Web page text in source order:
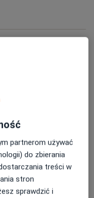
pod
partnerom używać
do zbierania
treści w
stron
sprawdzić i